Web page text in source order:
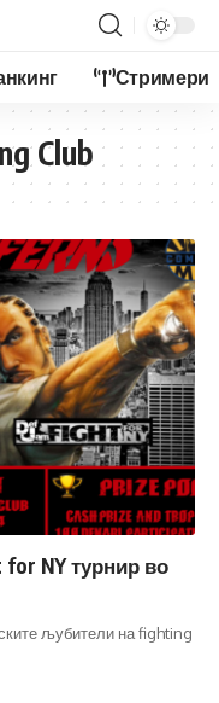
Стримери
Club
for NY турнир во
љубители на fighting